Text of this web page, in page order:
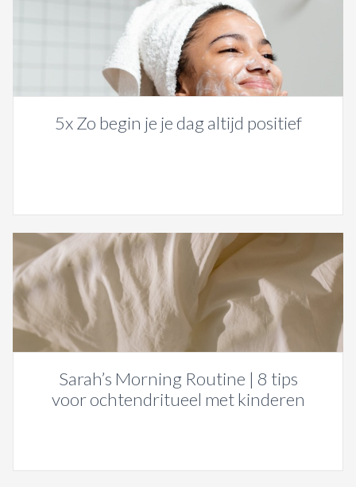
5x Zo begin je je dag altijd positief
Sarah’s Morning Routine | 8 tips
voor ochtendritueel met kinderen